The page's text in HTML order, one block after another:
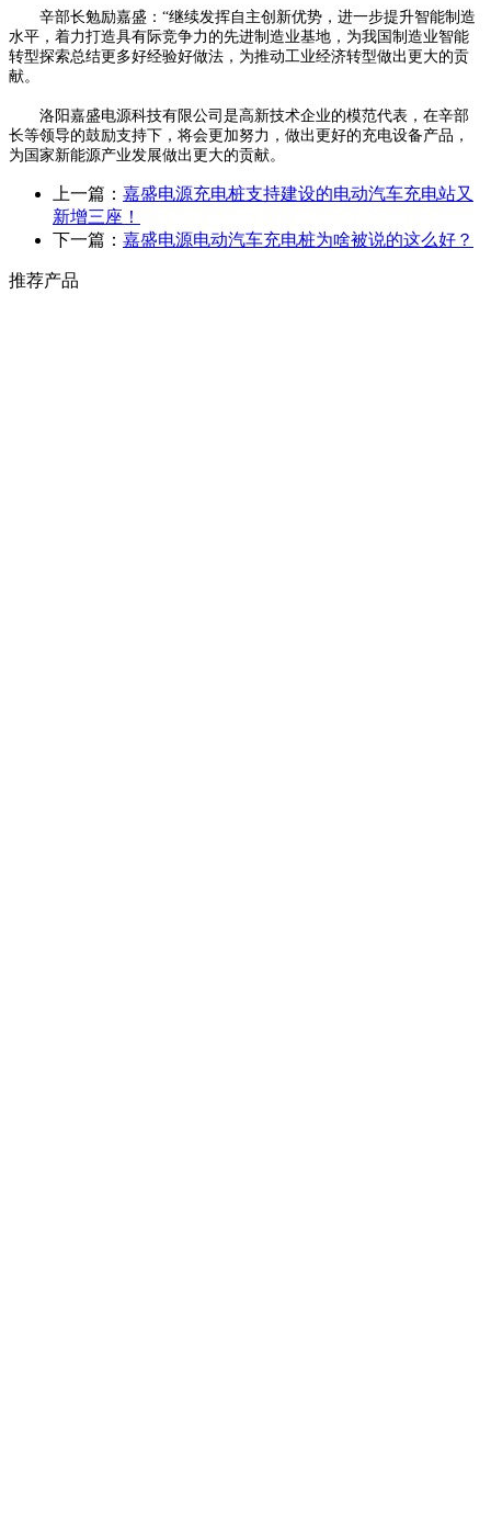
辛部长勉励嘉盛：“继续发挥自主创新优势，进一步提升智能制造
水平，着力打造具有际竞争力的先进制造业基地，为我国制造业智能
转型探索总结更多好经验好做法，为推动工业经济转型做出更大的贡
献。
洛阳嘉盛电源科技有限公司是高新技术企业的模范代表，在辛部
长等领导的鼓励支持下，将会更加努力，做出更好的充电设备产品，
为国家新能源产业发展做出更大的贡献。
上一篇： 嘉盛电源充电桩支持建设的电动汽车充电站又
新增三座！
下一篇： 嘉盛电源电动汽车充电桩为啥被说的这么好？
推荐产品